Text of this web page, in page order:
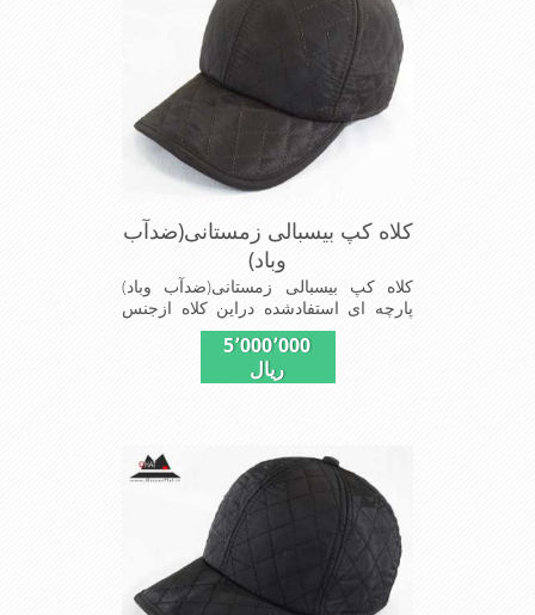
کلاه کپ بیسبالی زمستانی(ضدآب
وباد)
کلاه کپ بیسبالی زمستانی(ضدآب وباد)
پارچه ای استفادشده دراین کلاه ازجنس
ازجنس شمعی برای دوخت کاپشن بارانی
استفاده می شودبا آستر ضخیم که مناسب
عالی,دوخت مناسب,سبکی, خوش فرمی
ازدیگرخصوصیات این کلاه می باشند
5٬000٬000
ریال